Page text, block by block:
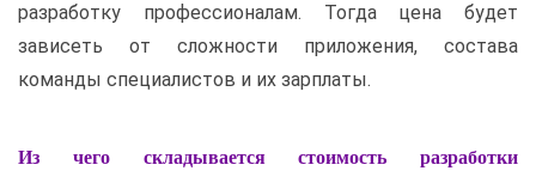
разработку профессионалам. Тогда цена будет
зависеть от сложности приложения, состава
команды специалистов и их зарплаты.
Из чего складывается стоимость разработки